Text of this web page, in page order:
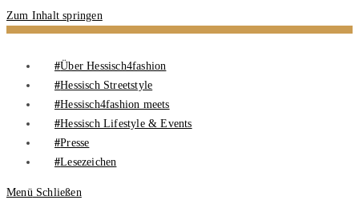
Zum Inhalt springen
Über Hessisch4fashion
Hessisch Streetstyle
Hessisch4fashion meets
Hessisch Lifestyle & Events
Presse
Lesezeichen
Menü Schließen